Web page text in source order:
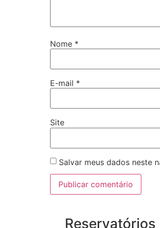
Nome *
E-mail *
Site
Salvar meus dados neste